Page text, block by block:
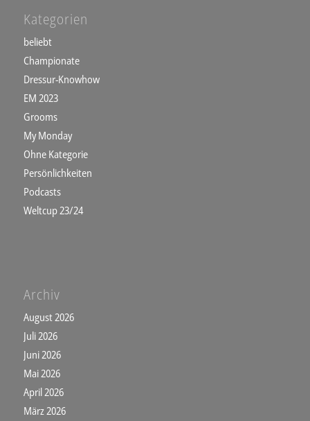
Kategorien
beliebt
Championate
Dressur-Knowhow
EM 2023
Grooms
My Monday
Ohne Kategorie
Persönlichkeiten
Podcasts
Weltcup 23/24
Archiv
August 2026
Juli 2026
Juni 2026
Mai 2026
April 2026
März 2026